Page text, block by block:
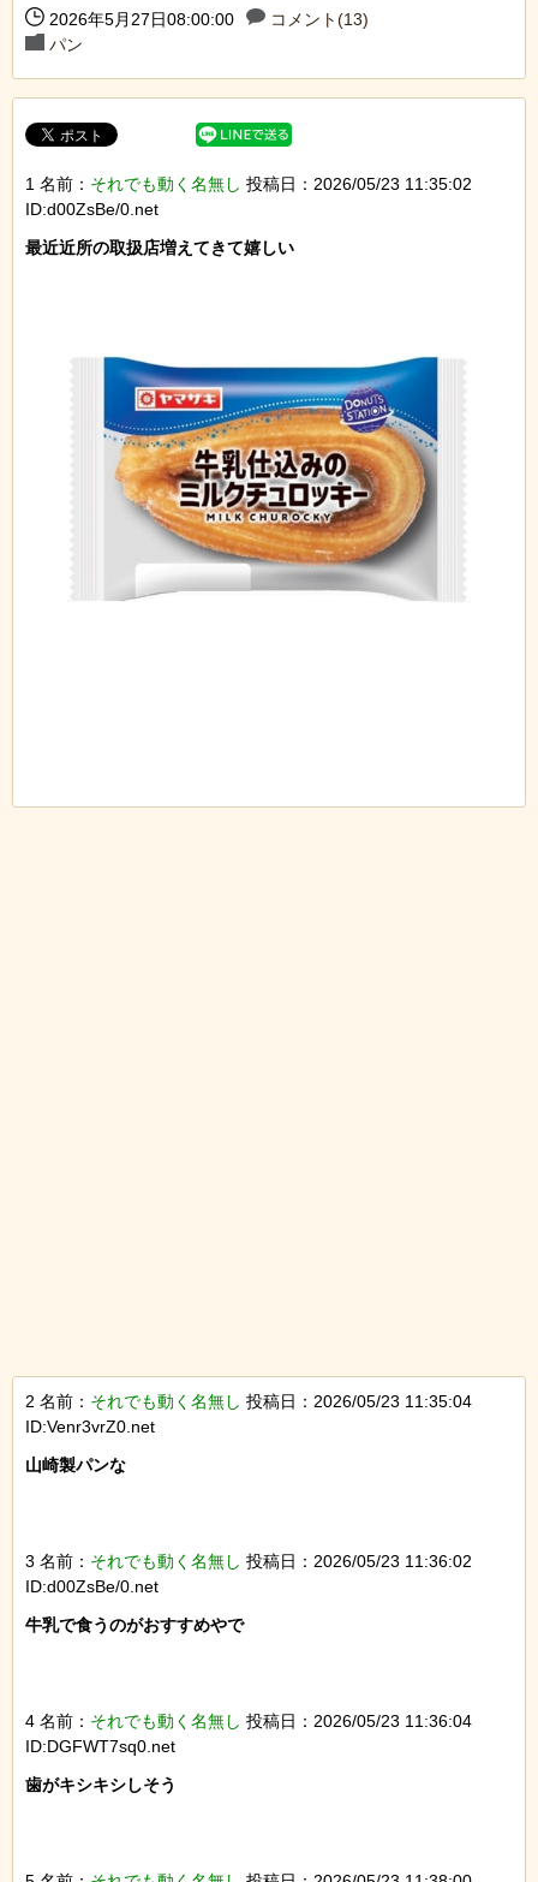
2026年5月27日08:00:00
コメント(13)
パン
1 名前： それでも動く名無し 投稿日：2026/05/23 11:35:02
ID:d00ZsBe/0.net
2 名前： それでも動く名無し 投稿日：2026/05/23 11:35:04
ID:Venr3vrZ0.net
山崎製パンな
3 名前： それでも動く名無し 投稿日：2026/05/23 11:36:02
ID:d00ZsBe/0.net
牛乳で食うのがおすすめやで
4 名前： それでも動く名無し 投稿日：2026/05/23 11:36:04
ID:DGFWT7sq0.net
歯がキシキシしそう